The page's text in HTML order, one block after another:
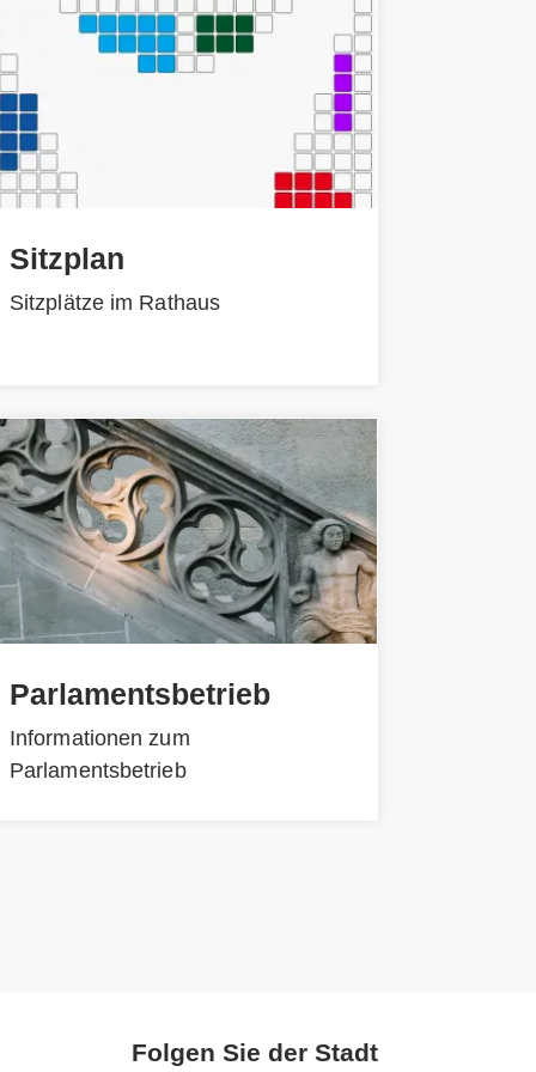
Sitzplan
Sitzplätze im Rathaus
Parlamentsbetrieb
Informationen zum
Parlamentsbetrieb
Folgen Sie der Stadt